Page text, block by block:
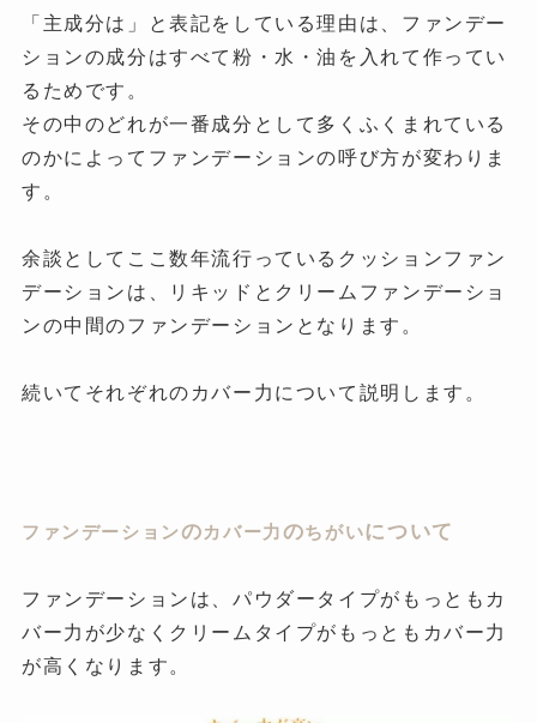
「主成分は」と表記をしている理由は、ファンデー
ションの成分はすべて粉・水・油を入れて作ってい
るためです。
その中のどれが一番成分として多くふくまれている
のかによってファンデーションの呼び方が変わりま
す。
余談としてここ数年流行っているクッションファン
デーションは、リキッドとクリームファンデーショ
ンの中間のファンデーションとなります。
続いてそれぞれのカバー力について説明します。
ファンデーションのカバー力のちがいについて
ファンデーションは、パウダータイプがもっともカ
バー力が少なくクリームタイプがもっともカバー力
が高くなります。